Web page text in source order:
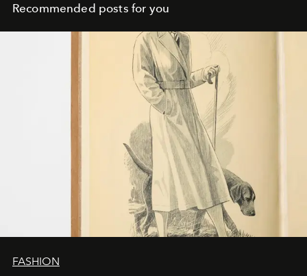
Recommended posts for you
FASHION